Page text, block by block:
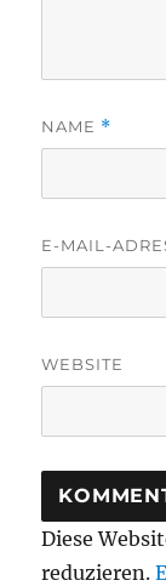
NAME *
E-MAIL-
WEBSITE
Diese
reduzieren.